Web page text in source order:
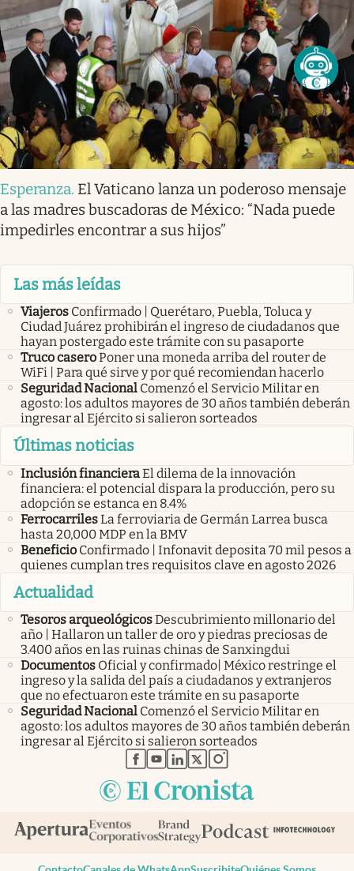
Esperanza. El Vaticano lanza un poderoso mensaje
a las madres buscadoras de México: “Nada puede
impedirles encontrar a sus hijos”
Las más leídas
Viajeros Confirmado | Querétaro, Puebla, Toluca y
Ciudad Juárez prohibirán el ingreso de ciudadanos que
hayan postergado este trámite con su pasaporte
Truco caseroPoner una moneda arriba del router de
WiFi | Para qué sirve y por qué recomiendan hacerlo
Seguridad Nacional Comenzó el Servicio Militar en
agosto: los adultos mayores de 30 años también deberán
ingresar al Ejército si salieron sorteados
Últimas noticias
Inclusión financieraEl dilema de la innovación
financiera: el potencial dispara la producción, pero su
adopción se estanca en 8.4%
FerrocarrilesLa ferroviaria de Germán Larrea busca
hasta 20,000 MDP en la BMV
Beneficio Confirmado | Infonavit deposita 70 mil pesos a
quienes cumplan tres requisitos clave en agosto 2026
Actualidad
Tesoros arqueológicosDescubrimiento millonario del
año | Hallaron un taller de oro y piedras preciosas de
3.400 años en las ruinas chinas de Sanxingdui
Documentos Oficial y confirmado| México restringe el
ingreso y la salida del país a ciudadanos y extranjeros
que no efectuaron este trámite en su pasaporte
Seguridad Nacional Comenzó el Servicio Militar en
agosto: los adultos mayores de 30 años también deberán
ingresar al Ejército si salieron sorteados
abre en nueva pestaña
abre en nueva pestaña
abre en nueva pestaña
abre en nueva pestaña
abre en nueva pestaña